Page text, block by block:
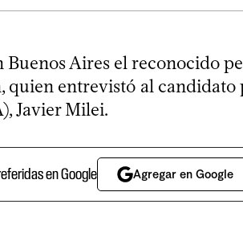
Buenos Aires el reconocido
quien entrevistó al candidato
Javier Milei.
en Google Agregar en Google